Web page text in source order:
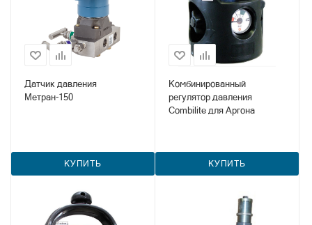
Датчик давления
Метран-150
КУПИТЬ
Комбинированный
регулятор давления
Combilite для Аргона
КУПИТЬ